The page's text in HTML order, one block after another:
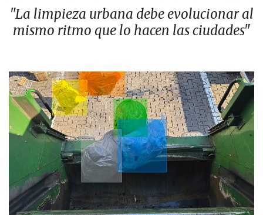
"La limpieza urbana debe evolucionar al
mismo ritmo que lo hacen las ciudades"